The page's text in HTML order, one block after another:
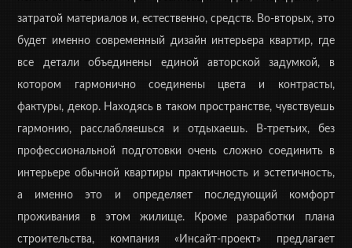
затратой материалов и, естественно, средств. Во-вторых, это
будет именно современный дизайн интерьера квартир, где
все детали объединены единой авторской задумкой, в
котором гармонично соединены цвета и контрасты,
фактуры, декор. Находясь в таком пространстве, чувствуешь
гармонию, расслабляешься и отдыхаешь. В-третьих, без
профессиональной подготовки очень сложно соединить в
интерьере обычной квартиры практичность и эстетичность,
а именно это и определяет последующий комфорт
проживания в этом жилище. Кроме разработки плана
строительства, компания «Инсайт-проект» предлагает